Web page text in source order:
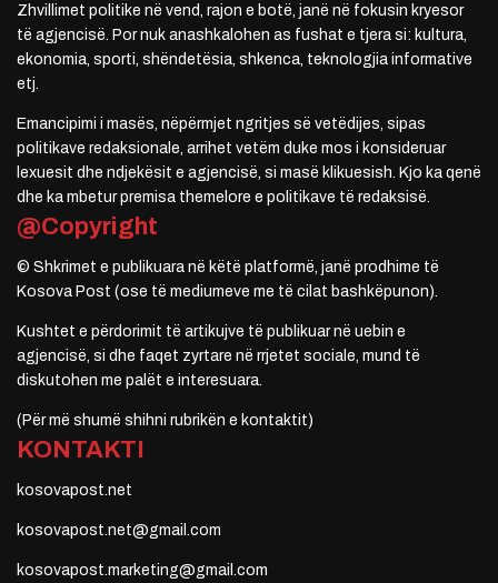
Zhvillimet politike në vend, rajon e botë, janë në fokusin kryesor
të agjencisë. Por nuk anashkalohen as fushat e tjera si: kultura,
ekonomia, sporti, shëndetësia, shkenca, teknologjia informative
etj.
Emancipimi i masës, nëpërmjet ngritjes së vetëdijes, sipas
politikave redaksionale, arrihet vetëm duke mos i konsideruar
lexuesit dhe ndjekësit e agjencisë, si masë klikuesish. Kjo ka qenë
dhe ka mbetur premisa themelore e politikave të redaksisë.
@Copyright
© Shkrimet e publikuara në këtë platformë, janë prodhime të
Kosova Post (ose të mediumeve me të cilat bashkëpunon).
Kushtet e përdorimit të artikujve të publikuar në uebin e
agjencisë, si dhe faqet zyrtare në rrjetet sociale, mund të
diskutohen me palët e interesuara.
(Për më shumë shihni rubrikën e kontaktit)
KONTAKTI
kosovapost.net
kosovapost.net@gmail.com
kosovapost.marketing@gmail.com